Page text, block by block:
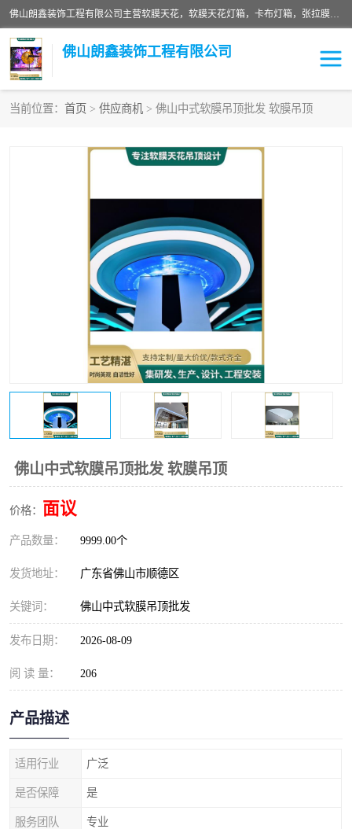
佛山朗鑫装饰工程有限公司主营软膜天花，软膜天花灯箱，卡布灯箱，张拉膜等产品，价格实惠，支持定制；公司专业装饰铺面，家居，会展特装，软膜等工程，技能精良人员，安装快、价格合理，质量保证、热诚与各方有识人士合作，欢迎新老客户来电咨询。
佛山朗鑫装饰工程有限公司
当前位置： 首页 > 供应商机 > 佛山中式软膜吊顶批发 软膜吊顶
佛山中式软膜吊顶批发 软膜吊顶
价格： 面议
产品数量： 9999.00个
发货地址： 广东省佛山市顺德区
关键词： 佛山中式软膜吊顶批发
发布日期： 2026-08-09
阅 读 量： 206
产品描述
适用行业 广泛
是否保障 是
服务团队 专业